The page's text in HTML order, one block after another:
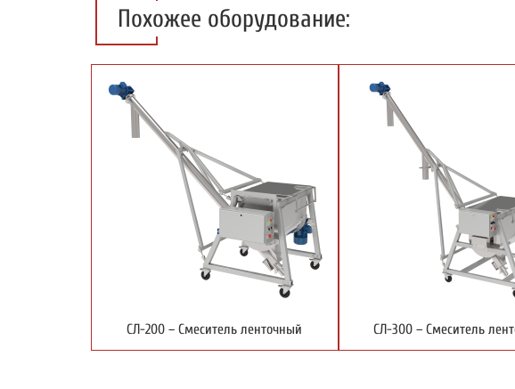
Похожее оборудование:
СЛ-200 – Смеситель ленточный СЛ-300 – Смеситель